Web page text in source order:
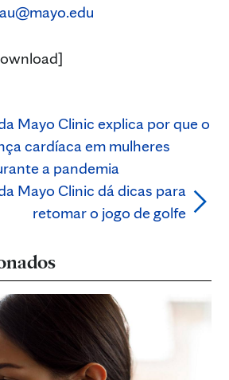
Mayo Clinic explica por que o
cardíaca em mulheres
a pandemia
Mayo Clinic dá dicas para
retomar o jogo de golfe